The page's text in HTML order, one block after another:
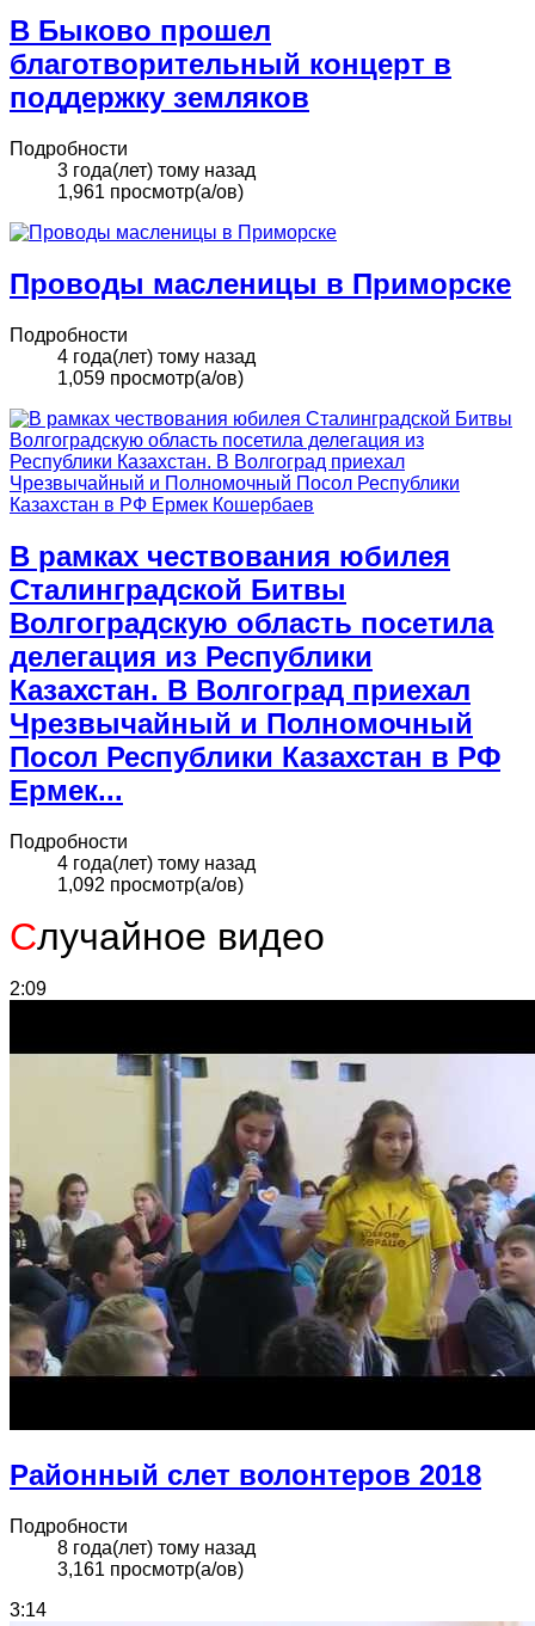
В Быково прошел
благотворительный концерт в
поддержку земляков
Подробности
3 года(лет) тому назад
1,961 просмотр(а/ов)
Проводы масленицы в Приморске
Подробности
4 года(лет) тому назад
1,059 просмотр(а/ов)
В рамках чествования юбилея
Сталинградской Битвы
Волгоградскую область посетила
делегация из Республики
Казахстан. В Волгоград приехал
Чрезвычайный и Полномочный
Посол Республики Казахстан в РФ
Ермек...
Подробности
4 года(лет) тому назад
1,092 просмотр(а/ов)
Случайное видео
2:09
Районный слет волонтеров 2018
Подробности
8 года(лет) тому назад
3,161 просмотр(а/ов)
3:14